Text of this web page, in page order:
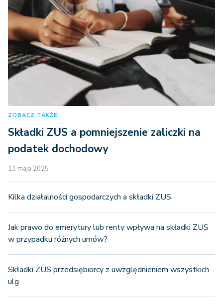
ZOBACZ TAKŻE
Składki ZUS a pomniejszenie zaliczki na
podatek dochodowy
13 maja 2025
Kilka działalności gospodarczych a składki ZUS
Jak prawo do emerytury lub renty wpływa na składki ZUS
w przypadku różnych umów?
Składki ZUS przedsiębiorcy z uwzględnieniem wszystkich
ulg